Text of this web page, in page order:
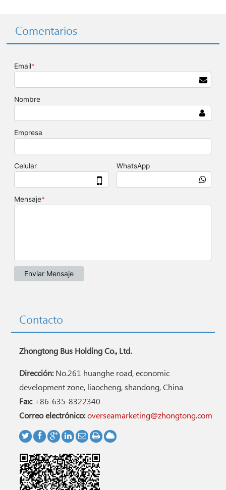
Comentarios
Contacto
Zhongtong Bus Holding Co., Ltd.
Dirección:No.261 huanghe road, economic
development zone, liaocheng, shandong, China
Fax:+86-635-8322340
Correo electrónico:overseamarketing@zhongtong.com